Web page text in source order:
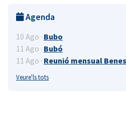
Agenda
10 Ago · Bubo
11 Ago · Bubó
11 Ago · Reunió mensual
Veure'ls tots